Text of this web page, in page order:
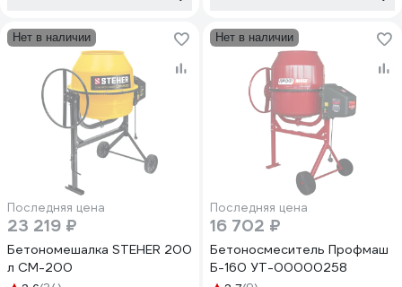
Нет в наличии
Последняя цена
23 219 ₽
Бетономешалка STEHER 200
л CM-200
Нет в наличии
Последняя цена
16 702 ₽
Бетоносмеситель Профмаш
Б-160 УТ-00000258